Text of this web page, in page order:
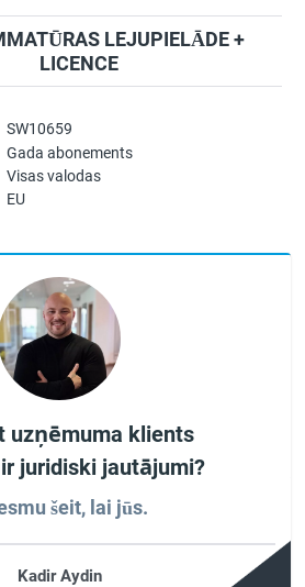
SW10659
Gada abonements
Visas valodas
EU
LEJUPIELĀDE +
LICENCE
uzņēmuma klients
juridiski jautājumi?
šeit, lai jūs.
Kadir Aydin